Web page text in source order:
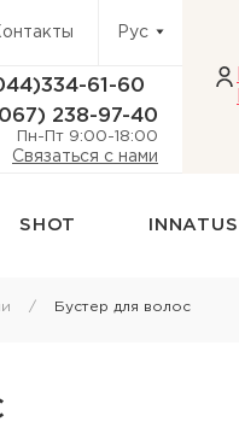
Рус
61-60
238-97-40
Пн-Пт 9:00-18:00
Связаться с нами
перхоти
SHOT INNATUS
Бустер для волос